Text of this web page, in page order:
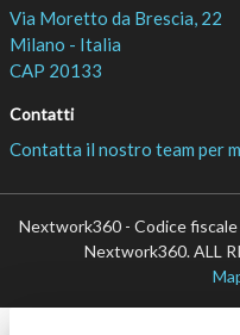
Via Moretto da Brescia, 22
Milano - Italia
CAP 20133
Contatti
Contatta il nostro team per
Nextwork360 - Codice
Nextwork360. ALL